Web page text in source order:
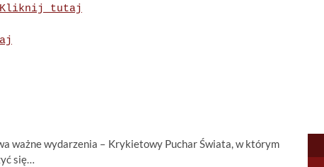
Kliknij tutaj
ważne wydarzenia – Krykietowy Puchar Świata, w którym
się…